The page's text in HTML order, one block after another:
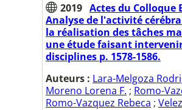
2019 Actes du Colloque
Analyse de l'activité
la réalisation des tâches
une étude faisant
disciplines p. 1578-1586.
Auteurs : Lara-Melgoza
Moreno Lorena F. ; Romo-
Romo-Vazquez Rebeca ;